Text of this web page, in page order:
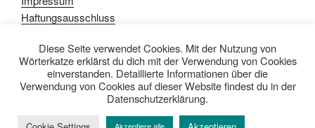
Haftungsausschluss
Rezensionpolitik
Bewertungsschema
Media-Kit
Diese Seite verwendet Cookies. Mit der Nutzung von
Wörterkatze erklärst du dich mit der Verwendung von Cookies
einverstanden. Detaillierte Informationen über die
Verwendung von Cookies auf dieser Website findest du in der
Datenschutzerklärung.